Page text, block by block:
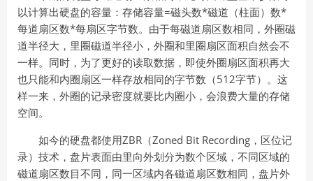
以计算出硬盘的容量：存储容量=磁头数*磁道（柱面）数*
每道扇区数*每扇区字节数。由于每磁道扇区数相同，外圈磁
道半径大，里圈磁道半径小，外圈和里圈扇区面积自然会不
一样。同时，为了更好的读取数据，即使外圈扇区面积再大
也只能和内圈扇区一样存放相同的字节数（512字节）。这
样一来，外圈的记录密度就要比内圈小，会浪费大量的存储
空间。
如今的硬盘都使用ZBR（Zoned Bit Recording，区位记
录）技术，盘片表面由里向外划分为数个区域，不同区域的
磁道扇区数目不同，同一区域内各磁道扇区数相同，盘片外